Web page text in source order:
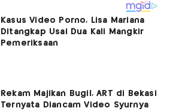
Kasus Video Porno, Lisa Mariana
Ditangkap Usai Dua Kali Mangkir
Pemeriksaan
Rekam Majikan Bugil, ART di Bekasi
Ternyata Diancam Video Syurnya